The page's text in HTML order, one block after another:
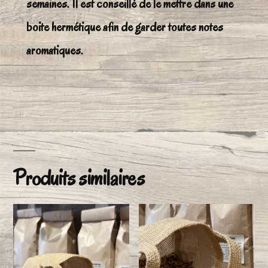
semaines. Il est conseillé de le mettre dans une
boite hermétique afin de garder toutes notes
aromatiques.
Produits similaires